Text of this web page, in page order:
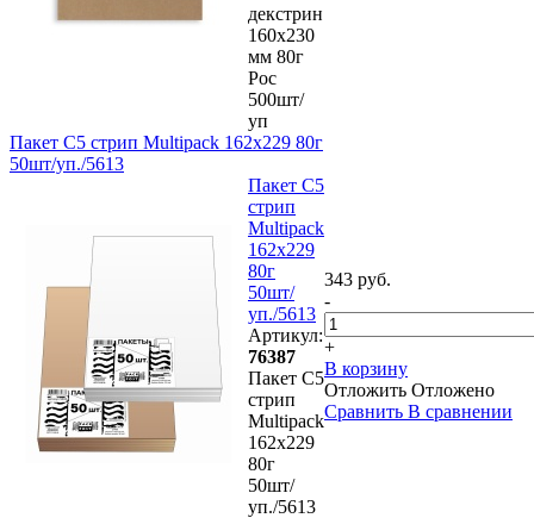
декстрин
160х230
мм 80г
Рос
500шт/
уп
Пакет C5 стрип Multipack 162х229 80г
50шт/уп./5613
Пакет C5
стрип
Multipack
162х229
80г
50шт/
уп./5613
Артикул:
76387
Пакет C5
стрип
Multipack
162х229
80г
50шт/
уп./5613
343 руб.
-
+
В корзину
Отложить Отложено
Сравнить В сравнении